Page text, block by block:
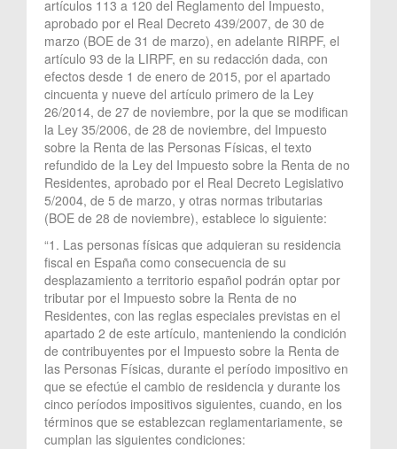
artículos 113 a 120 del Reglamento del Impuesto,
aprobado por el Real Decreto 439/2007, de 30 de
marzo (BOE de 31 de marzo), en adelante RIRPF, el
artículo 93 de la LIRPF, en su redacción dada, con
efectos desde 1 de enero de 2015, por el apartado
cincuenta y nueve del artículo primero de la Ley
26/2014, de 27 de noviembre, por la que se modifican
la Ley 35/2006, de 28 de noviembre, del Impuesto
sobre la Renta de las Personas Físicas, el texto
refundido de la Ley del Impuesto sobre la Renta de no
Residentes, aprobado por el Real Decreto Legislativo
5/2004, de 5 de marzo, y otras normas tributarias
(BOE de 28 de noviembre), establece lo siguiente:
“1. Las personas físicas que adquieran su residencia
fiscal en España como consecuencia de su
desplazamiento a territorio español podrán optar por
tributar por el Impuesto sobre la Renta de no
Residentes, con las reglas especiales previstas en el
apartado 2 de este artículo, manteniendo la condición
de contribuyentes por el Impuesto sobre la Renta de
las Personas Físicas, durante el período impositivo en
que se efectúe el cambio de residencia y durante los
cinco períodos impositivos siguientes, cuando, en los
términos que se establezcan reglamentariamente, se
cumplan las siguientes condiciones: